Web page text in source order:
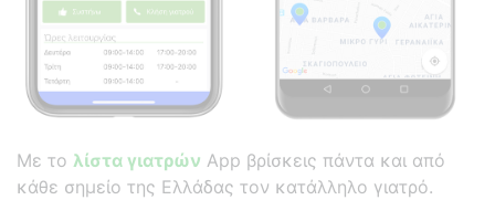
Με το λίστα γιατρών App βρίσκεις πάντα και από
κάθε σημείο της Ελλάδας τον κατάλληλο γιατρό.